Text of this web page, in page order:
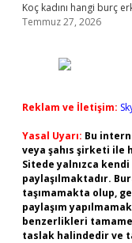
Koç kadını hangi burç
Temmuz 27, 2026
Reklam ve İletişim:
Yasal Uyarı: Bu
veya şahıs şirketi ile
Sitede yalnızca kendi
paylaşılmaktadır.
taşımamakta olup,
paylaşım
benzerlikleri
taslak halindedir ve